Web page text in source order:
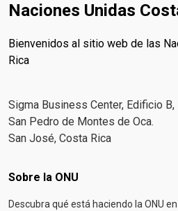
Naciones Unidas
Bienvenidos al sitio web de las
Rica
Sigma Business Center, Edificio B,
San Pedro de Montes de Oca.
San José, Costa Rica
Footer menu
Sobre la ONU
Descubra qué está haciendo la ONU